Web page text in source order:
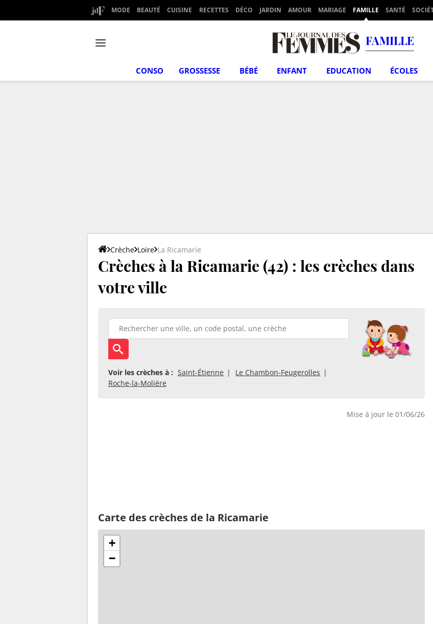
MODE BEAUTÉ CUISINE RECETTES DÉCO JARDIN AMOUR MARIAGE FAMILLE SANTÉ
FAMILLE
CONSO GROSSESSE BÉBÉ ENFANT EDUCATION ÉCOLES
Crèche Loire La Ricamarie
Crèches à la Ricamarie (42) : les crèches dans
votre ville
Voir les crèches à : Saint-Étienne
Le Chambon-Feugerolles
Roche-la-Molière
Mise à jour le 01/06/26
Carte des crèches de la Ricamarie
+
−